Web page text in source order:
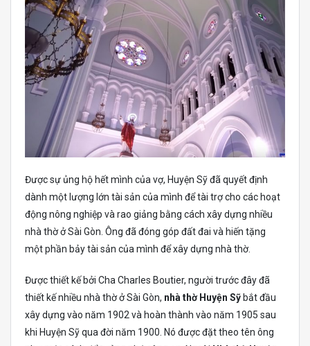
Được sự ủng hộ hết mình của vợ, Huyện Sỹ đã quyết định
dành một lượng lớn tài sản của mình để tài trợ cho các hoạt
động nông nghiệp và rao giảng bằng cách xây dựng nhiều
nhà thờ ở Sài Gòn. Ông đã đóng góp đất đai và hiến tặng
một phần bảy tài sản của mình để xây dựng nhà thờ.
Được thiết kế bởi Cha Charles Boutier, người trước đây đã
thiết kế nhiều nhà thờ ở Sài Gòn, nhà thờ Huyện Sỹ bắt đầu
xây dựng vào năm 1902 và hoàn thành vào năm 1905 sau
khi Huyện Sỹ qua đời năm 1900. Nó được đặt theo tên ông